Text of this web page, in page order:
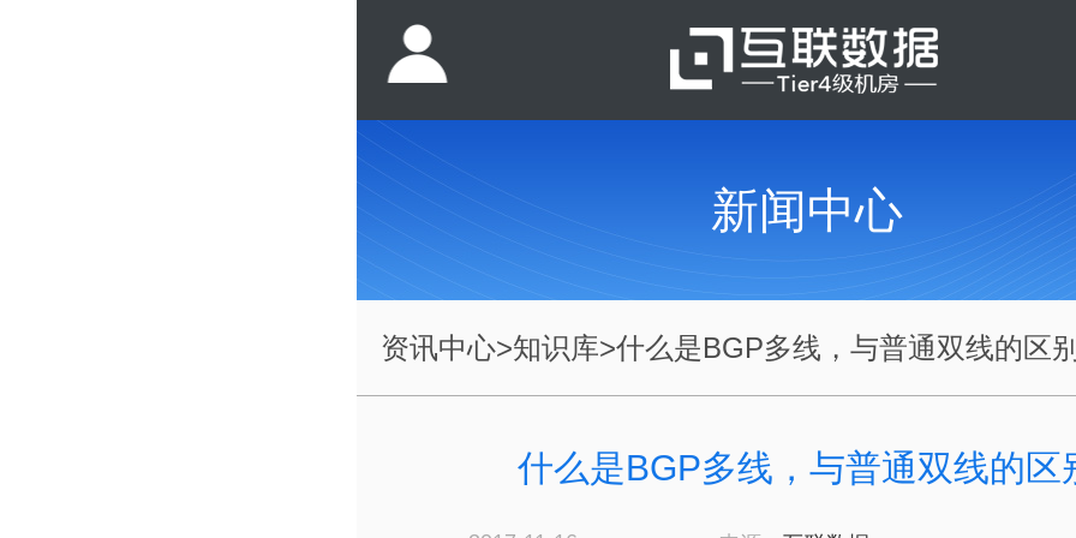
新闻中心
资讯中心>知识库>什么是BGP多线，与普通双线的区
什么是BGP多线，与普通双线的区